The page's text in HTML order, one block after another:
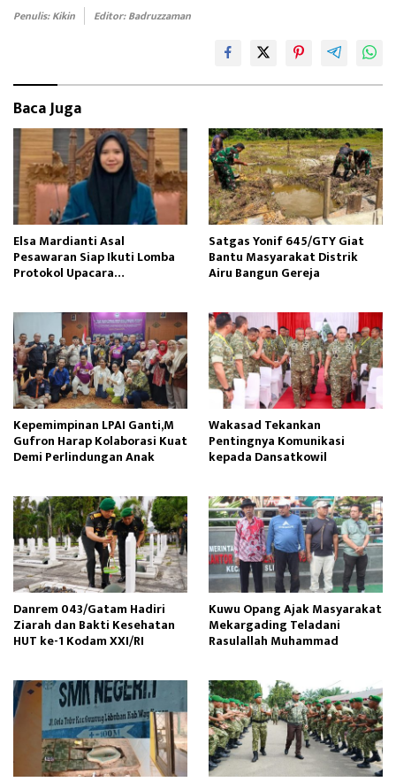
oo d
o
Penulis: Kikin Editor: Badruzzaman
Baca Juga
Elsa Mardianti Asal
Pesawaran Siap Ikuti Lomba
Protokol Upacara
Satgas Yonif 645/GTY Giat
Bantu Masyarakat Distrik
Airu Bangun Gereja ‎
Kepemimpinan LPAI Ganti,M
Gufron Harap Kolaborasi Kuat
Demi Perlindungan Anak
Wakasad Tekankan
Pentingnya Komunikasi
kepada Dansatkowil
Danrem 043/Gatam Hadiri
Ziarah dan Bakti Kesehatan
HUT ke-1 Kodam XXI/RI
Kuwu Opang Ajak Masyarakat
Mekargading Teladani
Rasulallah Muhammad